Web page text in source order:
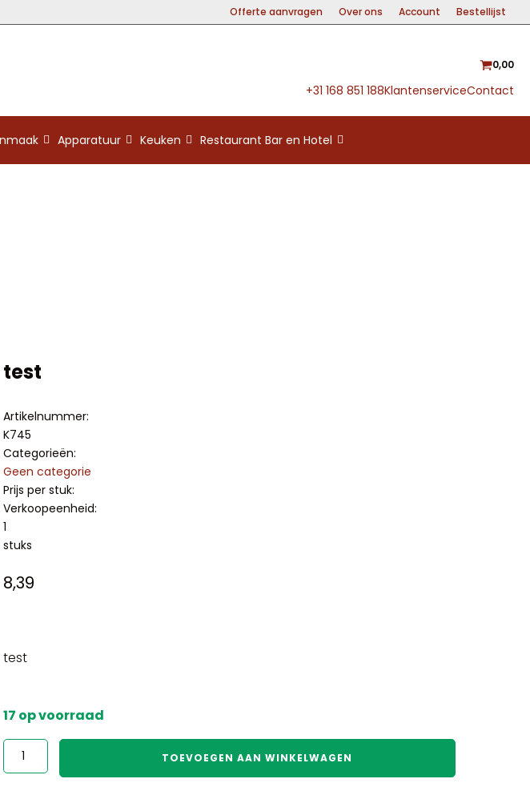
Offerte aanvragen Over ons Account Bestellijst
0,00
+31 168 851 188KlantenserviceContact
Apparatuur Keuken Restaurant Bar en Hotel
test
Artikelnummer:
K745
Categorieën:
Geen categorie
Prijs per stuk:
Verkoopeenheid:
1
stuks
8,39
test
17 op voorraad
aantal
TOEVOEGEN AAN WINKELWAGEN